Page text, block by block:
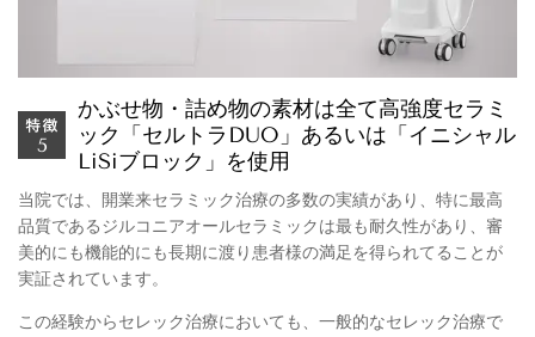
かぶせ物・詰め物の素材は全て高強度セラミ
ック「セルトラDUO」あるいは「イニシャル
LiSiブロック」を使用
当院では、開業来セラミック治療の多数の実績があり、特に最高
品質であるジルコニアオールセラミックは最も耐久性があり、審
美的にも機能的にも長期に渡り患者様の満足を得られてることが
実証されています。
この経験からセレック治療においても、一般的なセレック治療で